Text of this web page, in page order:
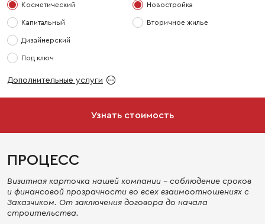
Косметический
Капитальный
Дизайнерский
Под ключ
Новостройка
Вторичное жилье
Дополнительные услуги
Узнать стоимость
ПРОЦЕСС
Визитная карточка нашей компании - соблюдение сроков
и финансовой прозрачности во всех взаимоотношениях с
Заказчиком. От заключения договора до начала
строительства.